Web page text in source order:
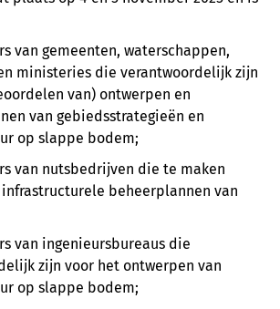
van gemeenten, waterschappen,
ministeries die verantwoordelijk zijn
van) ontwerpen en
van gebiedsstrategieën en
op slappe bodem;
van nutsbedrijven die te maken
beheerplannen van
van ingenieursbureaus die
zijn voor het ontwerpen van
op slappe bodem;